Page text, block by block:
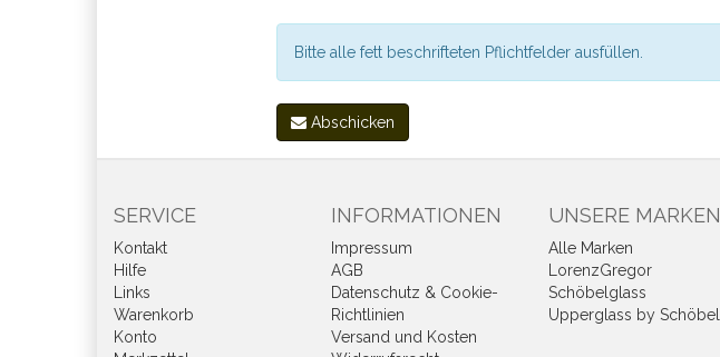
Bitte alle fett beschrifteten Pflichtfelder ausfüllen.
Abschicken
SERVICE
Kontakt
Hilfe
Links
Warenkorb
Konto
INFORMATIONEN
Impressum
AGB
Datenschutz & Cookie-
Richtlinien
Versand und Kosten
UNSERE MARKEN
Alle Marken
LorenzGregor
Schöbelglass
Upperglass by Schöbel